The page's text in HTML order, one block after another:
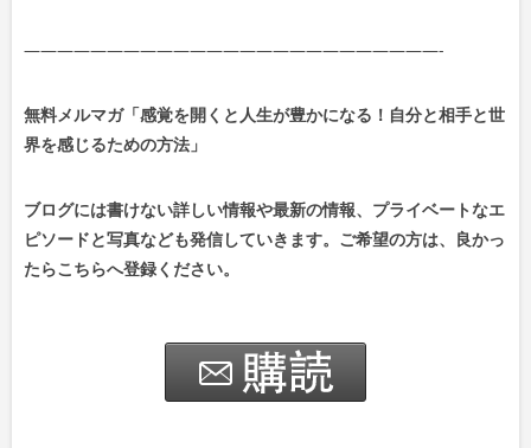
—————————————————————————-
無料メルマガ「感覚を開くと人生が豊かになる！自分と相手と世
界を感じるための方法」
ブログには書けない詳しい情報や最新の情報、プライベートなエ
ピソードと写真なども発信していきます。ご希望の方は、良かっ
たらこちらへ登録ください。